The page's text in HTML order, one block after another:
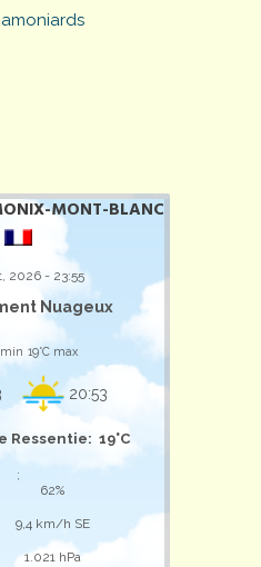
MONT-BLANC
2026 - 23:55
Nuageux
min 19°C max
20:53
Ressentie: 19°C
;
62%
9,4 km/h SE
1.021 hPa